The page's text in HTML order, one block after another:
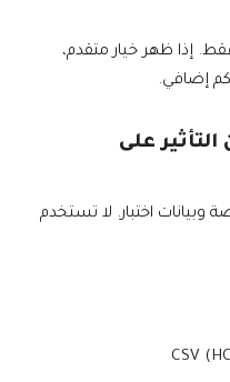
إذا ظهر خيار متقدم،
إضافي.
على
وبيانات اختبار. لا تستخدم